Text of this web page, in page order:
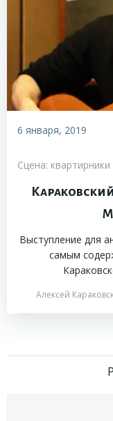
6 января, 2019
Сцена: квартирники
Выступление для
самым
Алексей